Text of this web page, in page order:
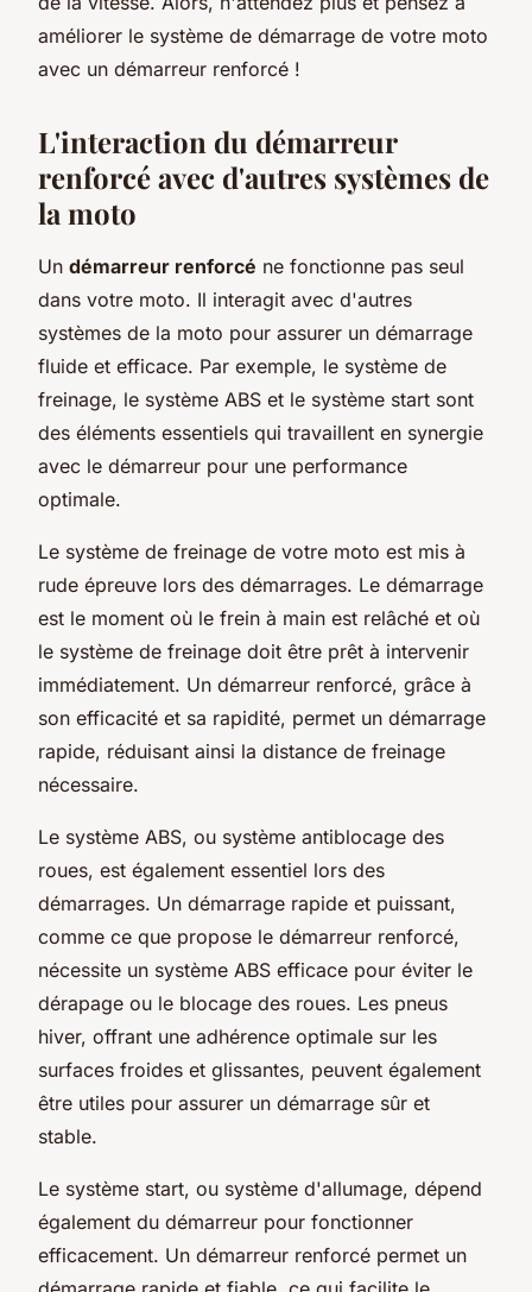
améliorer le système de démarrage de votre moto
avec un démarreur renforcé !
L'interaction du démarreur
renforcé avec d'autres systèmes de
la moto
Un démarreur renforcé ne fonctionne pas seul
dans votre moto. Il interagit avec d'autres
systèmes de la moto pour assurer un démarrage
fluide et efficace. Par exemple, le système de
freinage, le système ABS et le système start sont
des éléments essentiels qui travaillent en synergie
avec le démarreur pour une performance
optimale.
Le système de freinage de votre moto est mis à
rude épreuve lors des démarrages. Le démarrage
est le moment où le frein à main est relâché et où
le système de freinage doit être prêt à intervenir
immédiatement. Un démarreur renforcé, grâce à
son efficacité et sa rapidité, permet un démarrage
rapide, réduisant ainsi la distance de freinage
nécessaire.
Le système ABS, ou système antiblocage des
roues, est également essentiel lors des
démarrages. Un démarrage rapide et puissant,
comme ce que propose le démarreur renforcé,
nécessite un système ABS efficace pour éviter le
dérapage ou le blocage des roues. Les pneus
hiver, offrant une adhérence optimale sur les
surfaces froides et glissantes, peuvent également
être utiles pour assurer un démarrage sûr et
stable.
Le système start, ou système d'allumage, dépend
également du démarreur pour fonctionner
efficacement. Un démarreur renforcé permet un